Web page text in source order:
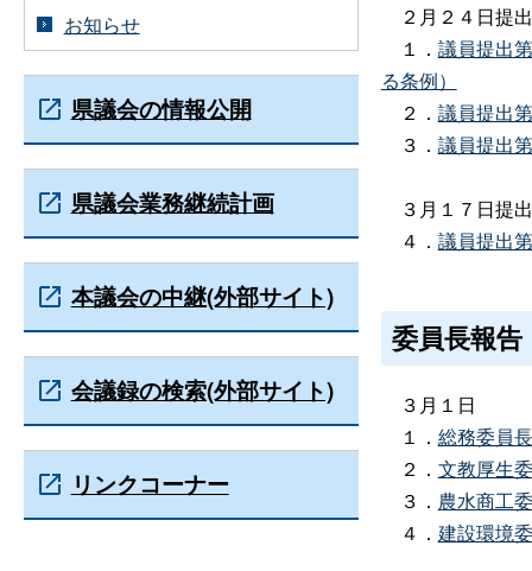
２月２４日提
１． 議員提出
る条例）
２． 議員提出
３． 議員提出
３月１７日提
４． 議員提出
委員長報告
３月１日
１． 総務委員
２． 文教厚生
３． 農水商工
４． 建設環境
お知らせ
県議会の情報公開
県議会業務継続計画
本議会の中継(外部サイト)
会議録の検索(外部サイト)
リンクコーナー